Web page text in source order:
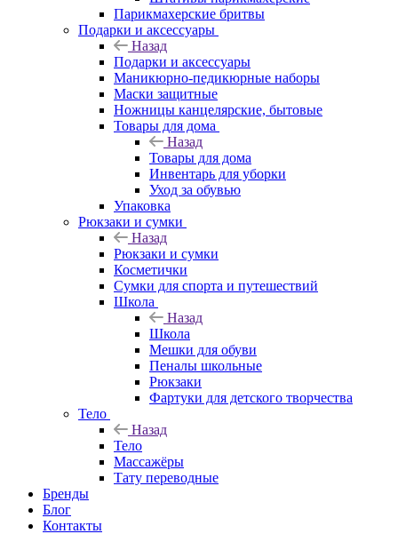
Парикмахерские бритвы
Подарки и аксессуары
Назад
Подарки и аксессуары
Маникюрно-педикюрные наборы
Маски защитные
Ножницы канцелярские, бытовые
Товары для дома
Назад
Товары для дома
Инвентарь для уборки
Уход за обувью
Упаковка
Рюкзаки и сумки
Назад
Рюкзаки и сумки
Косметички
Сумки для спорта и путешествий
Школа
Назад
Школа
Мешки для обуви
Пеналы школьные
Рюкзаки
Фартуки для детского творчества
Тело
Назад
Тело
Массажёры
Тату переводные
Бренды
Блог
Контакты